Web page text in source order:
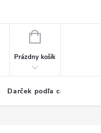
NÁKUPNÝ
Prázdny košík
Darček podľa ceny